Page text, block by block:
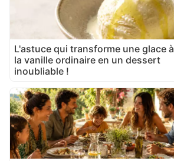
L'astuce qui transforme une glace à
la vanille ordinaire en un dessert
inoubliable !